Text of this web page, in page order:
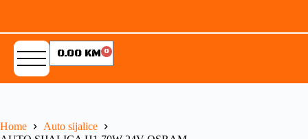
0.00 KM 0
Home
Auto sijalice